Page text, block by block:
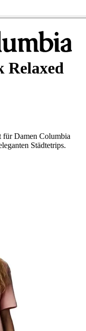
Relaxed
Damen Columbia
Städtetrips.